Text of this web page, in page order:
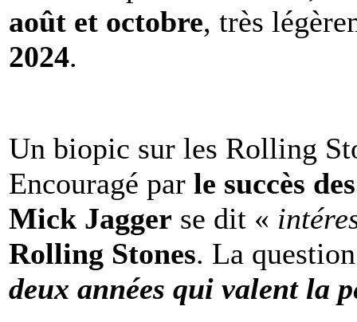
août et octobre, très
2024.
Un biopic sur les Rolling
Encouragé par le succès
Mick Jagger se dit «
Rolling Stones. La
deux années qui valent la